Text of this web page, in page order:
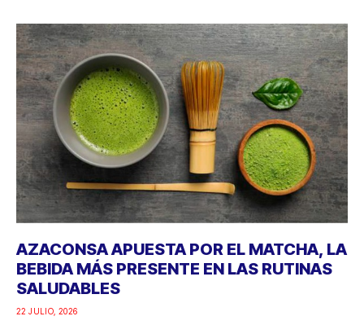
AZACONSA APUESTA POR EL MATCHA, LA
BEBIDA MÁS PRESENTE EN LAS RUTINAS
SALUDABLES
22 JULIO, 2026